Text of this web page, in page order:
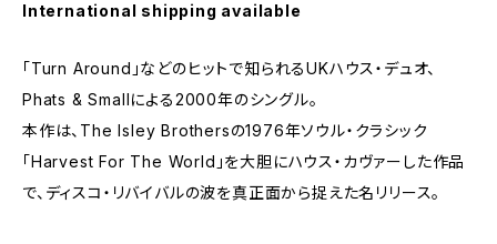
International shipping available
「Turn Around」などのヒットで知られるUKハウス・デュオ、
Phats & Smallによる2000年のシングル。
本作は、The Isley Brothersの1976年ソウル・クラシック
「Harvest For The World」を大胆にハウス・カヴァーした作品
で、ディスコ・リバイバルの波を真正面から捉えた名リリース。